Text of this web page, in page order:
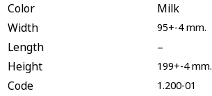
Color
Milk
Width
95+-4 mm.
Length
–
Height
199+-4 mm.
Code 1.200-01